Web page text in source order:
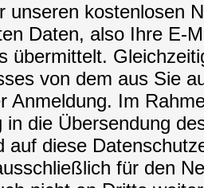
unseren kostenlosen
Daten, also Ihre E-
übermittelt.
von dem aus Sie
Anmeldung. Im
in die Übersendung
auf diese
für den